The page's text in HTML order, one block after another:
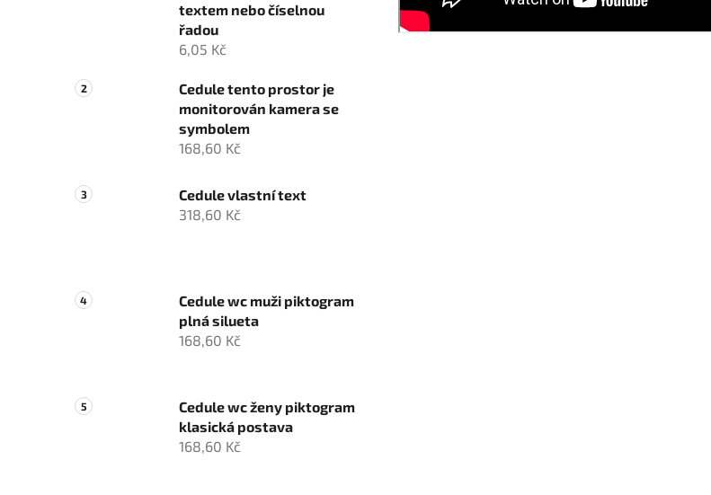
textem nebo číselnou
řadou
6,05 Kč
Cedule tento prostor je
monitorován kamera se
symbolem
168,60 Kč
Cedule vlastní text
318,60 Kč
Cedule wc muži piktogram
plná silueta
168,60 Kč
Cedule wc ženy piktogram
klasická postava
168,60 Kč